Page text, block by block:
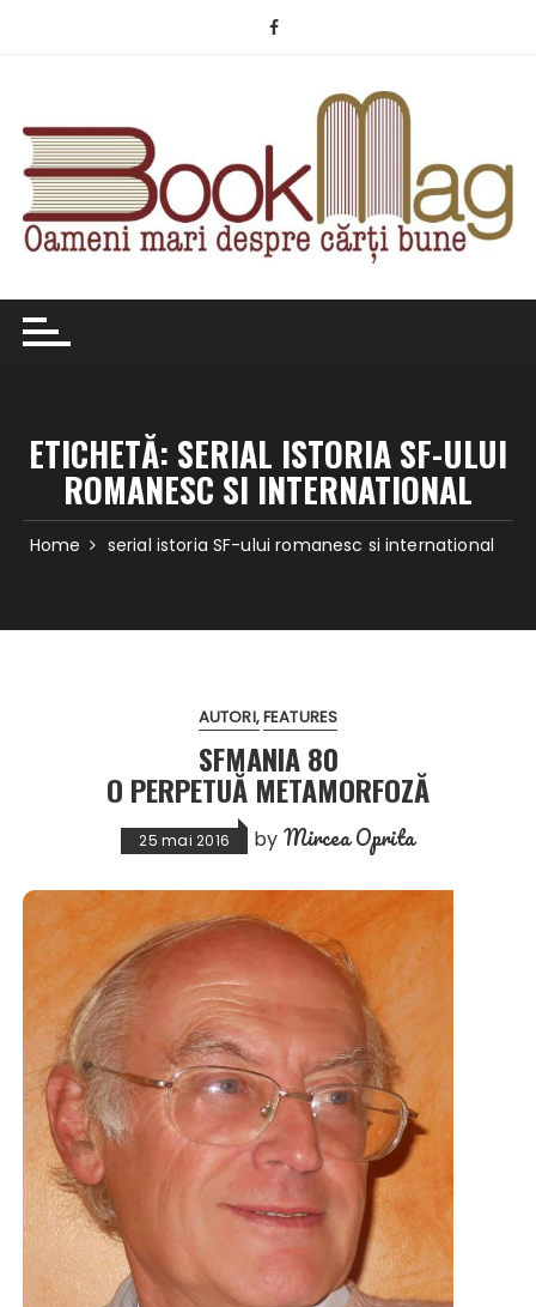
ETICHETĂ: SERIAL ISTORIA SF-ULUI
ROMANESC SI INTERNATIONAL
Home serial istoria SF-ului romanesc si international
AUTORI FEATURES
SFMANIA 80
O PERPETUĂ METAMORFOZĂ
25 mai 2016 by Mircea Oprita